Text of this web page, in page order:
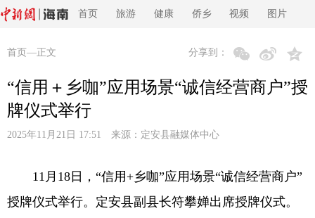
首页 旅游 健康 侨乡 视频 图片
首页 —正文 分享到：
“信用＋乡咖”应用场景“诚信经营商户”授
牌仪式举行
2025年11月21日 17:51 来源： 定安县融媒体中心
11月18日，“信用+乡咖”应用场景“诚信经营商户”
授牌仪式举行。定安县副县长符攀婵出席授牌仪式。